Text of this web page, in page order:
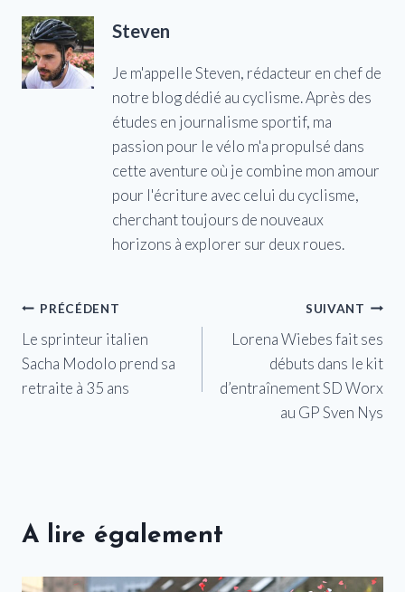
Steven
Je m'appelle Steven, rédacteur en chef de
notre blog dédié au cyclisme. Après des
études en journalisme sportif, ma
passion pour le vélo m'a propulsé dans
cette aventure où je combine mon amour
pour l'écriture avec celui du cyclisme,
cherchant toujours de nouveaux
horizons à explorer sur deux roues.
Navigation
de
l’article
PRÉCÉDENT
Le sprinteur italien
Sacha Modolo prend sa
retraite à 35 ans
SUIVANT
Lorena Wiebes fait ses
débuts dans le kit
d’entraînement SD Worx
au GP Sven Nys
A lire également